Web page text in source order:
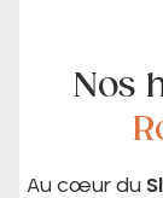
Nos
Au cœur du